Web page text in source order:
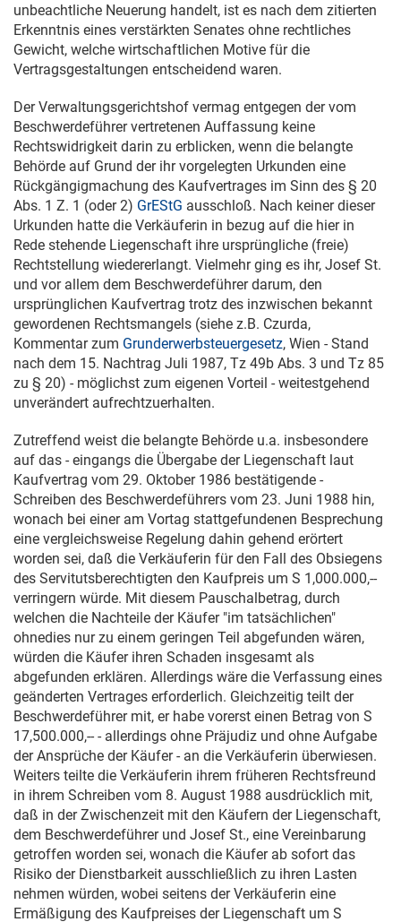
unbeachtliche Neuerung handelt, ist es nach dem zitierten
Erkenntnis eines verstärkten Senates ohne rechtliches
Gewicht, welche wirtschaftlichen Motive für die
Vertragsgestaltungen entscheidend waren.
Der Verwaltungsgerichtshof vermag entgegen der vom
Beschwerdeführer vertretenen Auffassung keine
Rechtswidrigkeit darin zu erblicken, wenn die belangte
Behörde auf Grund der ihr vorgelegten Urkunden eine
Rückgängigmachung des Kaufvertrages im Sinn des § 20
Abs. 1 Z. 1 (oder 2) GrEStG ausschloß. Nach keiner dieser
Urkunden hatte die Verkäuferin in bezug auf die hier in
Rede stehende Liegenschaft ihre ursprüngliche (freie)
Rechtstellung wiedererlangt. Vielmehr ging es ihr, Josef St.
und vor allem dem Beschwerdeführer darum, den
ursprünglichen Kaufvertrag trotz des inzwischen bekannt
gewordenen Rechtsmangels (siehe z.B. Czurda,
Kommentar zum Grunderwerbsteuergesetz, Wien - Stand
nach dem 15. Nachtrag Juli 1987, Tz 49b Abs. 3 und Tz 85
zu § 20) - möglichst zum eigenen Vorteil - weitestgehend
unverändert aufrechtzuerhalten.
Zutreffend weist die belangte Behörde u.a. insbesondere
auf das - eingangs die Übergabe der Liegenschaft laut
Kaufvertrag vom 29. Oktober 1986 bestätigende -
Schreiben des Beschwerdeführers vom 23. Juni 1988 hin,
wonach bei einer am Vortag stattgefundenen Besprechung
eine vergleichsweise Regelung dahin gehend erörtert
worden sei, daß die Verkäuferin für den Fall des Obsiegens
des Servitutsberechtigten den Kaufpreis um S 1,000.000,--
verringern würde. Mit diesem Pauschalbetrag, durch
welchen die Nachteile der Käufer "im tatsächlichen"
ohnedies nur zu einem geringen Teil abgefunden wären,
würden die Käufer ihren Schaden insgesamt als
abgefunden erklären. Allerdings wäre die Verfassung eines
geänderten Vertrages erforderlich. Gleichzeitig teilt der
Beschwerdeführer mit, er habe vorerst einen Betrag von S
17,500.000,-- - allerdings ohne Präjudiz und ohne Aufgabe
der Ansprüche der Käufer - an die Verkäuferin überwiesen.
Weiters teilte die Verkäuferin ihrem früheren Rechtsfreund
in ihrem Schreiben vom 8. August 1988 ausdrücklich mit,
daß in der Zwischenzeit mit den Käufern der Liegenschaft,
dem Beschwerdeführer und Josef St., eine Vereinbarung
getroffen worden sei, wonach die Käufer ab sofort das
Risiko der Dienstbarkeit ausschließlich zu ihren Lasten
nehmen würden, wobei seitens der Verkäuferin eine
Ermäßigung des Kaufpreises der Liegenschaft um S